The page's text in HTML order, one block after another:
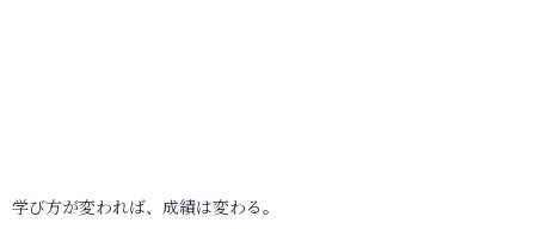
学び方が変われば、成績は変わる。